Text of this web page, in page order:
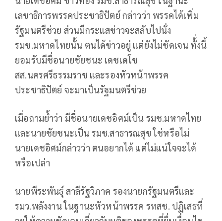
เลขาธิการพรรคประชาธิปัตย์ กล่าวว่า พรรคได้เพิ่ม
รัฐมนตรีช่วย ส่วนมีกระแสข่าวจะสลับไปนั่ง
รมช.มหาดไทยนั้น ตนได้ข่าวอยู่ แต่ยังไม่ชัดเจน ทั้่งนี้
ยอมรับมีชื่อนายชัยชนะ เดชเดโช
สส.นครศรีธรรมราช และรองหัวหน้าพรรค
ประชาธิปัตย์ จะมาเป็นรัฐมนตรีช่วย
เมื่อถามย้ำว่า มีชื่อนายเดชอิศม์เป็น รมช.มหาดไทย
และนายชัยชนะเป็น รมช.สาธารณสุข ใช่หรือไม่
นายเดชอิศม์กล่าวว่า ตนอยากได้ แต่ไม่แน่ใจจะได้
หรือเปล่า
นายพีระพันธุ์ สาลีรัฐวิภาค รองนายกรัฐมนตรีและ
รมว.พลังงาน ในฐานะหัวหน้าพรรค รทสช. ปฏิเสธที่